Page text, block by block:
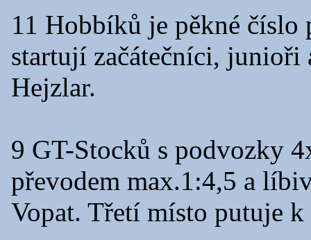
11 Hobbíků je pěkné
startují začátečníci, junioři
Hejzlar.
9 GT-Stocků s podvozky
převodem max.1:4,5 a
Vopat. Třetí místo putuje